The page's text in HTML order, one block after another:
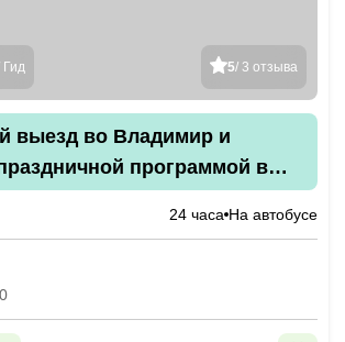
5/ 3 отзыва
Гид
выезд во Владимир и
программой в
24 часа На автобусе